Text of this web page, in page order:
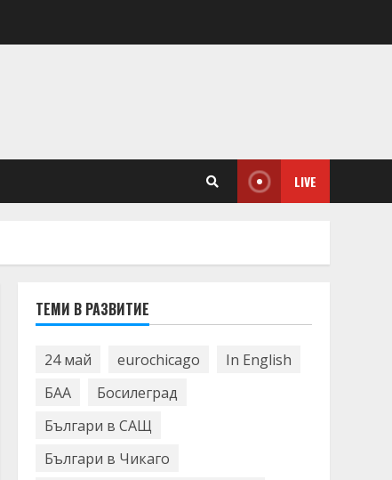
LIVE
ТЕМИ В РАЗВИТИЕ
24 май eurochicago
In English
БАА
Босилеград
Българи в САЩ
Българи в Чикаго